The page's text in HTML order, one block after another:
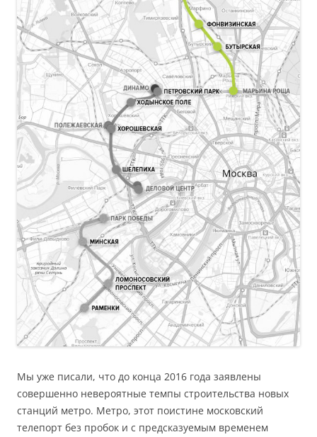
Мы уже писали, что до конца 2016 года заявлены
совершенно невероятные темпы строительства новых
станций метро. Метро, этот поистине московский
телепорт без пробок и с предсказуемым временем